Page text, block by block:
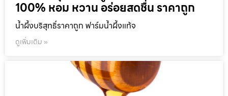
100% หอม หวาน อร่อยสดชื่น ราคาถูก
น้ำผึ้งบริสุทธิ์ราคาถูก ฟาร์มน้ำผึ้งแท้จ
ดูเพิ่มเติม »